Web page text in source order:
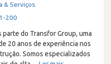
& Serviços
200
do Transfor Group, uma
20 anos de experiência nos
Somos especializados